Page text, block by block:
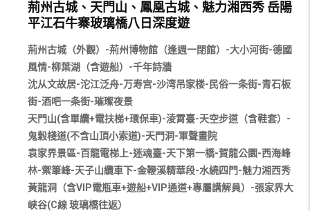
荊州古城、天門山、鳳凰古城、魅力湘西秀 岳陽
平江石牛寨玻璃橋八日深度遊
荊州古城（外觀）-荊州博物館（逢週一閉館）-大小河街-德國
風情-柳葉湖（含遊船）-千年詩牆
沈从文故居-沱江泛舟-万寿宫-沙湾吊家楼-民俗一条街-青石板
街-酒吧一条街-璀璨夜景
天門山(含單纜+電扶梯+環保車)-淩霄臺-天空步道（含鞋套）-
鬼穀棧道(不含山頂小索道)-天門洞-軍聲畫院
袁家界景區-百龍電梯上-迷魂臺-天下第一橋-賀龍公園-西海峰
林-禦筆峰-天子山纜車下-金鞭溪精華段-水繞四門-魅力湘西秀
黃龍洞（含VIP電瓶車+遊船+VIP通道+專屬講解員）-張家界大
峽谷(C線 玻璃橋往返）